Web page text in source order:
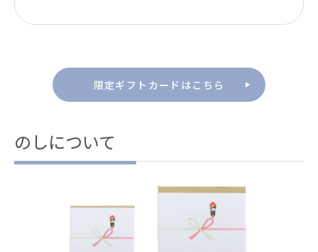
限定ギフトカードはこちら
のしについて